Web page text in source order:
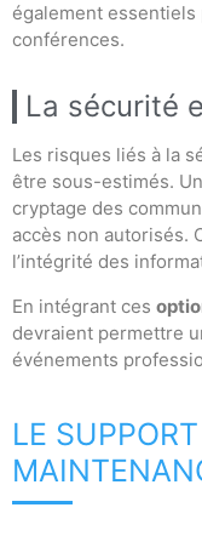
également
conférences.
La sécurité
Les risques liés à la
être sous-estimés.
cryptage des
accès non autorisés.
l’intégrité des
En intégrant ces
devraient permettre
événements
LE